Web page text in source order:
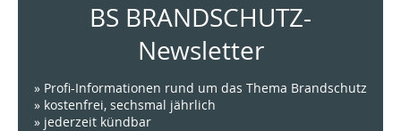
BS BRANDSCHUTZ-
Newsletter
» Profi-Informationen rund um das Thema Brandschutz
» kostenfrei, sechsmal jährlich
» jederzeit kündbar